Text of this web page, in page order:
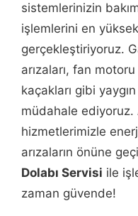
sistemlerinizin
işlemlerini en
gerçekleştiriyoruz.
arızaları, fan
kaçakları gibi
müdahale ediyoruz.
hizmetlerimizle
arızaların önüne
Dolabı Servisi ile
zaman güvende!